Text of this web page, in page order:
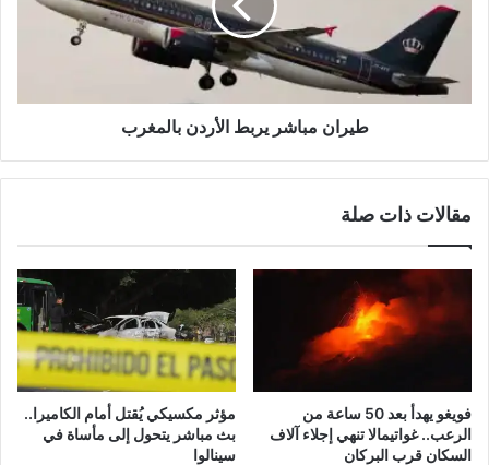
بالمغرب
طيران مباشر يربط الأردن بالمغرب
مقالات ذات صلة
فويغو يهدأ بعد 50 ساعة من
الرعب.. غواتيمالا تنهي إجلاء آلاف
السكان قرب البركان
مؤثر مكسيكي يُقتل أمام الكاميرا..
بث مباشر يتحول إلى مأساة في
سينالوا